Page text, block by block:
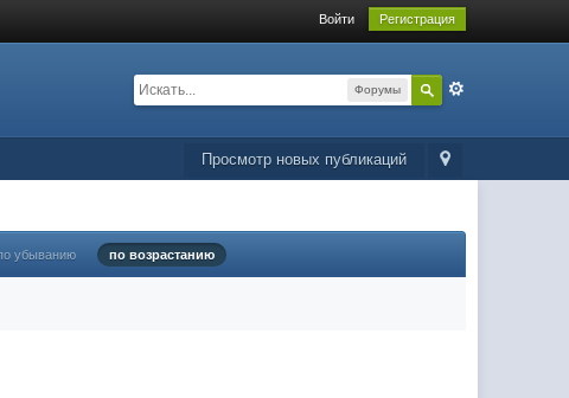
Войти Регистрация
Форумы
Просмотр новых публикаций
убыванию по возрастанию